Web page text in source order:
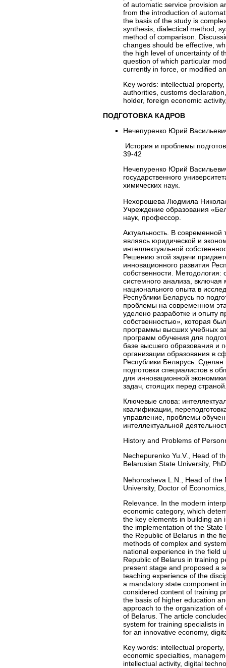
of automatic service provision
from the introduction of
the basis of the study is
synthesis, dialectical method,
method of comparison.
changes should be effective,
the high level of uncertainty of
question of which particular
currently in force, or modified
Key words: intellectual
authorities, customs
holder, foreign economic
ПОДГОТОВКА КАДРОВ
Нечепуренко Юрий
История и проблемы
39-42
Нечепуренко Юрий
государственного
химических наук.
Нехорошева Людмила
Учреждение образования
наук, профессор.
Актуальность. В современной
являясь юридической и
интеллектуальной
Решению этой задачи
инновационного развития
собственности.
системного анализа, включая
национального опыта в
Республики Беларусь по
проблемы на современном
уделено разработке и опыту
собственностью», которая
программы высших учебных
программ обучения для
базе высшего образования и
организации образования в
Республики Беларусь.
подготовки специалистов в
для инновационной
задач, стоящих перед
Ключевые слова:
квалификации,
управление, проблемы
интеллектуальной
History and Problems of
Nechepurenko Yu.V., Head of
Belarusian State University,
Nehorosheva L.N., Head of
University, Doctor of
Relevance. In the modern
economic category, which
the key elements in building an
the implementation of the
the Republic of Belarus in the
methods of complex and
national experience in the field
Republic of Belarus in training
present stage and proposed a
teaching experience of the
a mandatory state component
considered content of training
the basis of higher education
approach to the organization
of Belarus. The article
system for training specialists
for an innovative economy,
Key words: intellectual
economic specialties,
intellectual activity, digital